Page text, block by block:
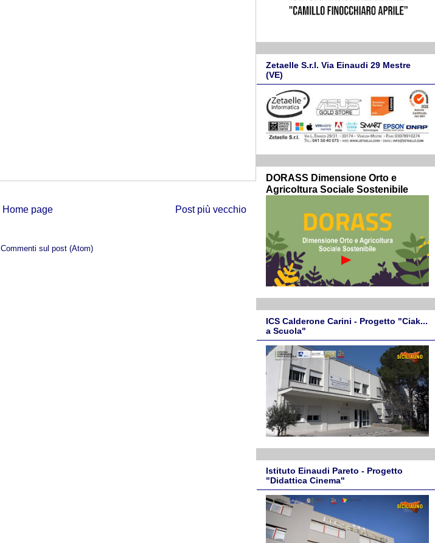
Post più vecchio
Home page
Commenti sul post (Atom)
Zetaelle S.r.l. Via Einaudi 29 Mestre
(VE)
DORASS Dimensione Orto e
Agricoltura Sociale Sostenibile
ICS Calderone Carini - Progetto "Ciak...
a Scuola"
Istituto Einaudi Pareto - Progetto
"Didattica Cinema"